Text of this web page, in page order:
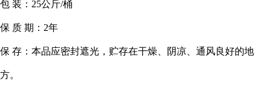
包 装： 25公斤/桶
保 质 期： 2年
保 存：本品应密封遮光，贮存在干燥、阴凉、通风良好的地
方。